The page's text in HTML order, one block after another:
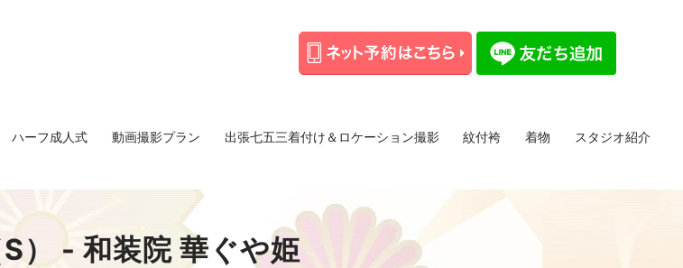
ハーフ成人式 動画撮影プラン 出張七五三着付け＆ロケーション撮影 紋付袴 着物
スタジオ紹介
） - 和装院 華ぐや姫